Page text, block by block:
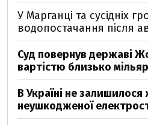
У Марганці та сусідніх
водопостачання після
Суд повернув державі
вартістю близько
В Україні не залишилося
неушкодженої